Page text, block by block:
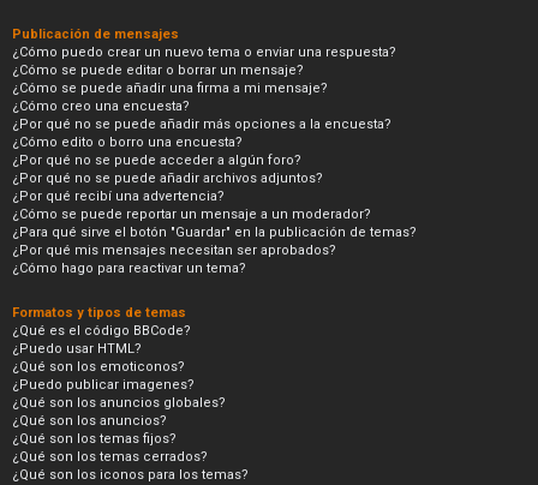
Publicación de mensajes
¿Cómo puedo crear un nuevo tema o enviar una respuesta?
¿Cómo se puede editar o borrar un mensaje?
¿Cómo se puede añadir una firma a mi mensaje?
¿Cómo creo una encuesta?
¿Por qué no se puede añadir más opciones a la encuesta?
¿Cómo edito o borro una encuesta?
¿Por qué no se puede acceder a algún foro?
¿Por qué no se puede añadir archivos adjuntos?
¿Por qué recibí una advertencia?
¿Cómo se puede reportar un mensaje a un moderador?
¿Para qué sirve el botón "Guardar" en la publicación de temas?
¿Por qué mis mensajes necesitan ser aprobados?
¿Cómo hago para reactivar un tema?
Formatos y tipos de temas
¿Qué es el código BBCode?
¿Puedo usar HTML?
¿Qué son los emoticonos?
¿Puedo publicar imagenes?
¿Qué son los anuncios globales?
¿Qué son los anuncios?
¿Qué son los temas fijos?
¿Qué son los temas cerrados?
¿Qué son los iconos para los temas?